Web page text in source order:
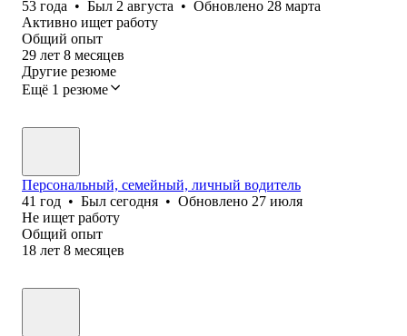
53 года • Был 2 августа • Обновлено 28 марта
Активно ищет работу
Общий опыт
29 лет 8 месяцев
Другие резюме
Ещё 1 резюме
Персональный, семейный, личный водитель
41 год • Был сегодня • Обновлено 27 июля
Не ищет работу
Общий опыт
18 лет 8 месяцев